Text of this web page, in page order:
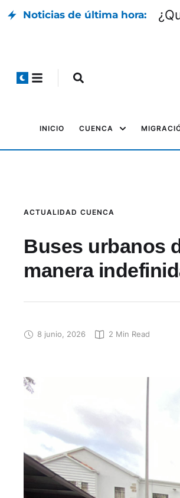
Noticias de última hora:
INICIO CUENCA
ACTUALIDAD CUENCA
Buses urbanos
manera
8 junio, 2026 2 Min Read